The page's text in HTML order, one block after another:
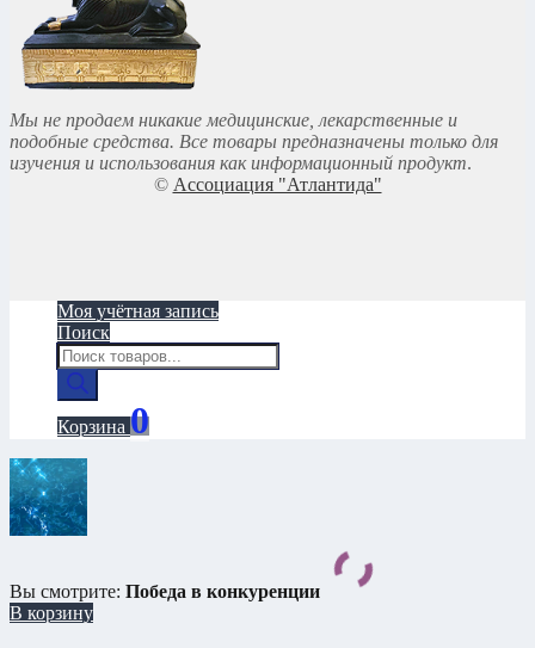
Мы не продаем никакие медицинские, лекарственные и
подобные средства. Все товары предназначены только для
изучения и использования как информационный продукт.
© Ассоциация "Атлантида"
Моя учётная запись
Поиск
Поиск
товаров
Корзина 0
Вы смотрите: Победа в конкуренции
В корзину